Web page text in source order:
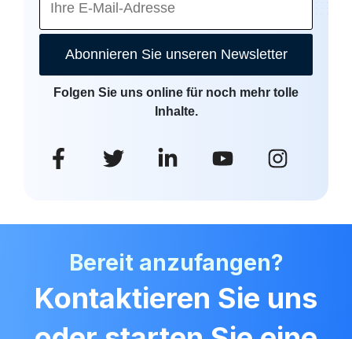
Abonnieren Sie unseren Newsletter
Folgen Sie uns online für noch mehr tolle
Inhalte.
Bereit anzufangen?
Kontaktieren Sie uns